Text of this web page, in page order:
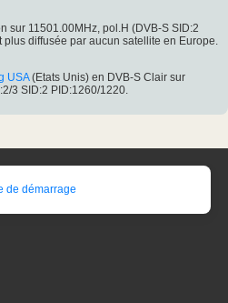
sur 11501.00MHz, pol.H (DVB-S SID:2
plus diffusée par aucun satellite en Europe.
USA(Etats Unis) en DVB-S Clair sur
3 SID:2 PID:1260/1220.
de démarrage